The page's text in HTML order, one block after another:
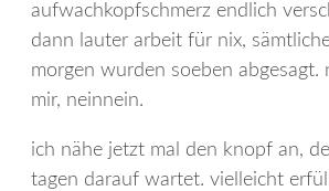
aufwachkopfschmerz endlich
dann lauter arbeit für nix,
morgen wurden soeben abgesagt.
mir, neinnein.
ich nähe jetzt mal den knopf an,
tagen darauf wartet. vielleicht